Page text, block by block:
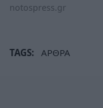
notospress.gr
TAGS: ΑΡΘΡΑ